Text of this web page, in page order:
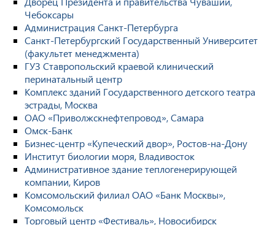
Чебоксары
Администрация Санкт-Петербурга
Санкт-Петербургский Государственный Университет
(факультет менеджмента)
ГУЗ Ставропольский краевой клинический
перинатальный центр
Комплекс зданий Государственного детского театра
эстрады, Москва
ОАО «Приволжскнефтепровод», Самара
Омск-Банк
Бизнес-центр «Купеческий двор», Ростов-на-Дону
Институт биологии моря, Владивосток
Административное здание теплогенерирующей
компании, Киров
Комсомольский филиал ОАО «Банк Москвы»,
Комсомольск
Торговый центр «Фестиваль», Новосибирск